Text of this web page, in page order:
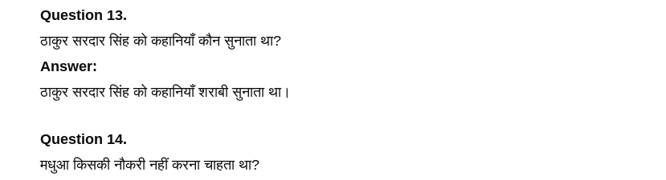
Question 13.
ठाकुर सरदार सिंह को कहानियाँ कौन सुनाता था?
Answer:
ठाकुर सरदार सिंह को कहानियाँ शराबी सुनाता था।
Question 14.
मधुआ किसकी नौकरी नहीं करना चाहता था?